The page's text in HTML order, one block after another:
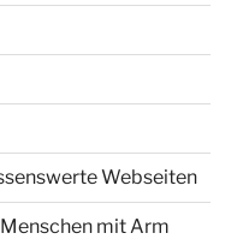
Webseiten
mit Arm